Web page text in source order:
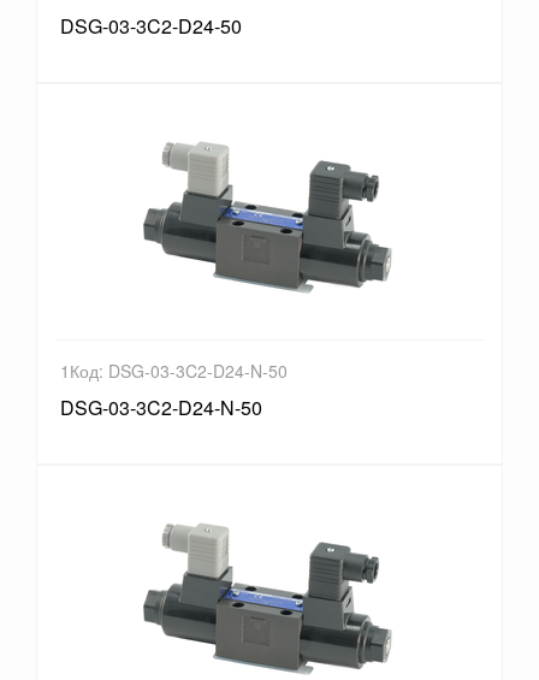
DSG-03-3C2-D24-50
1Код: DSG-03-3C2-D24-N-50
DSG-03-3C2-D24-N-50